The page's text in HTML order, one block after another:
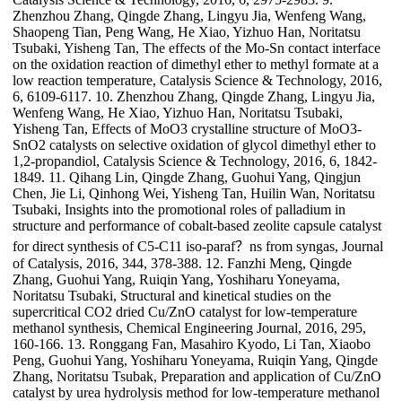
Zhenzhou Zhang, Qingde Zhang, Lingyu Jia, Wenfeng Wang,
Shaopeng Tian, Peng Wang, He Xiao, Yizhuo Han, Noritatsu
Tsubaki, Yisheng Tan, The effects of the Mo-Sn contact interface
on the oxidation reaction of dimethyl ether to methyl formate at a
low reaction temperature, Catalysis Science & Technology, 2016,
6, 6109-6117. 10. Zhenzhou Zhang, Qingde Zhang, Lingyu Jia,
Wenfeng Wang, He Xiao, Yizhuo Han, Noritatsu Tsubaki,
Yisheng Tan, Effects of MoO3 crystalline structure of MoO3-
SnO2 catalysts on selective oxidation of glycol dimethyl ether to
1,2-propandiol, Catalysis Science & Technology, 2016, 6, 1842-
1849. 11. Qihang Lin, Qingde Zhang, Guohui Yang, Qingjun
Chen, Jie Li, Qinhong Wei, Yisheng Tan, Huilin Wan, Noritatsu
Tsubaki, Insights into the promotional roles of palladium in
structure and performance of cobalt-based zeolite capsule catalyst
for direct synthesis of C5-C11 iso-paraf？ns from syngas, Journal
of Catalysis, 2016, 344, 378-388. 12. Fanzhi Meng, Qingde
Zhang, Guohui Yang, Ruiqin Yang, Yoshiharu Yoneyama,
Noritatsu Tsubaki, Structural and kinetical studies on the
supercritical CO2 dried Cu/ZnO catalyst for low-temperature
methanol synthesis, Chemical Engineering Journal, 2016, 295,
160-166. 13. Ronggang Fan, Masahiro Kyodo, Li Tan, Xiaobo
Peng, Guohui Yang, Yoshiharu Yoneyama, Ruiqin Yang, Qingde
Zhang, Noritatsu Tsubak, Preparation and application of Cu/ZnO
catalyst by urea hydrolysis method for low-temperature methanol